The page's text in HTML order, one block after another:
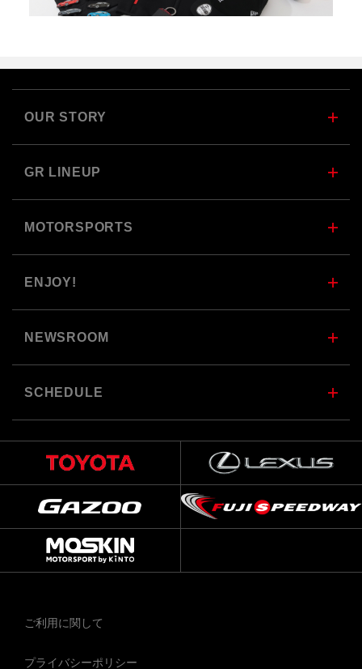
OUR STORY
GR LINEUP
MOTORSPORTS
ENJOY!
NEWSROOM
SCHEDULE
ご利用に関して
プライバシーポリシー